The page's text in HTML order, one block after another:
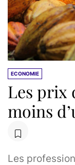
ECONOMIE
Les prix
moins
Les